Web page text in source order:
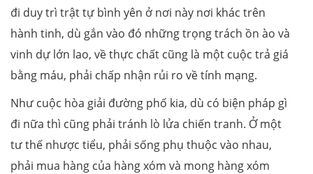
đi duy trì trật tự bình yên ở nơi này nơi khác trên
hành tinh, dù gắn vào đó những trọng trách ồn ào và
vinh dự lớn lao, về thực chất cũng là một cuộc trả giá
bằng máu, phải chấp nhận rủi ro về tính mạng.
Như cuộc hòa giải đường phố kia, dù có biện pháp gì
đi nữa thì cũng phải tránh lò lửa chiến tranh. Ở một
tư thế nhược tiểu, phải sống phụ thuộc vào nhau,
phải mua hàng của hàng xóm và mong hàng xóm